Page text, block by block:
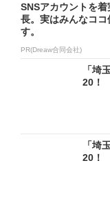
SNSアカウントを着
長。実はみんなココ
す。
PR(Dreaw合同会社)
「埼
20！
「埼
20！